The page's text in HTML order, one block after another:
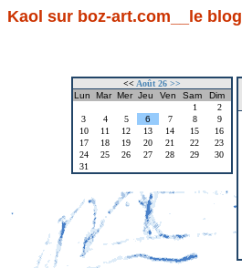
Kaol sur boz-art.com__le blog
<< Août 26 >>
Lun
Mar Mer Jeu Ven Sam
Dim
1
2
3
4 5 6 7 8
9
10
11 12 13 14 15
16
17
18 19 20 21 22
23
24
25 26 27 28 29
30
31